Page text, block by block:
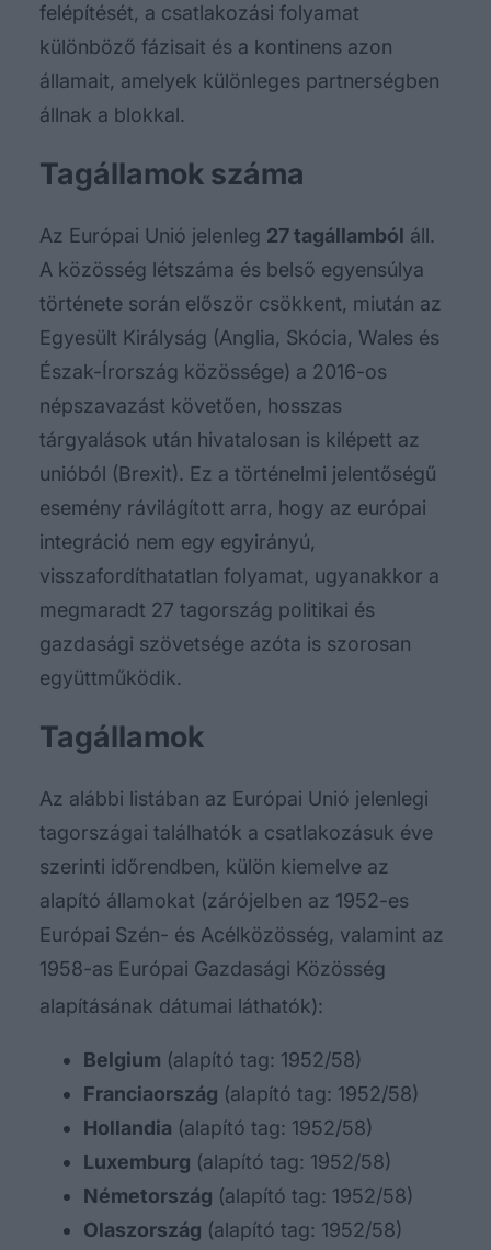
felépítését, a csatlakozási folyamat
különböző fázisait és a kontinens azon
államait, amelyek különleges partnerségben
állnak a blokkal.
Tagállamok száma
Az Európai Unió jelenleg 27 tagállamból áll.
A közösség létszáma és belső egyensúlya
története során először csökkent, miután az
Egyesült Királyság (Anglia, Skócia, Wales és
Észak-Írország közössége) a 2016-os
népszavazást követően, hosszas
tárgyalások után hivatalosan is kilépett az
unióból (Brexit). Ez a történelmi jelentőségű
esemény rávilágított arra, hogy az európai
integráció nem egy egyirányú,
visszafordíthatatlan folyamat, ugyanakkor a
megmaradt 27 tagország politikai és
gazdasági szövetsége azóta is szorosan
együttműködik.
Tagállamok
Az alábbi listában az Európai Unió jelenlegi
tagországai találhatók a csatlakozásuk éve
szerinti időrendben, külön kiemelve az
alapító államokat (zárójelben az 1952-es
Európai Szén- és Acélközösség, valamint az
1958-as Európai Gazdasági Közösség
alapításának dátumai láthatók):
Belgium (alapító tag: 1952/58)
Franciaország (alapító tag: 1952/58)
Hollandia (alapító tag: 1952/58)
Luxemburg (alapító tag: 1952/58)
Németország (alapító tag: 1952/58)
Olaszország (alapító tag: 1952/58)